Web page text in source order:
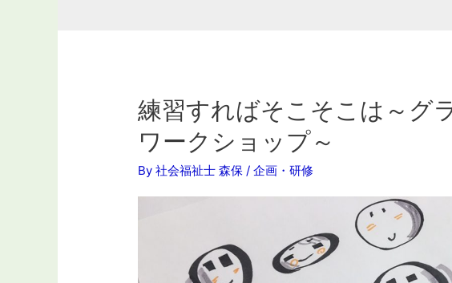
練習すればそこそこは～グ
ワークショップ～
By社会福祉士 森保 /企画・研修